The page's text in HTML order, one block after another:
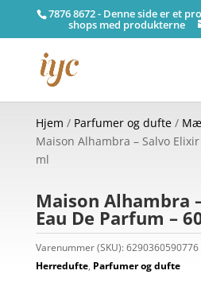
7876 8672 - Denne side er et
shops med produkterne
Hjem / Parfumer og dufte/
Maison Alhambra – Salvo
ml
Maison Alhambra
Eau De Parfum –
Varenummer (SKU):6290360590776
Herredufte, Parfumer og dufte